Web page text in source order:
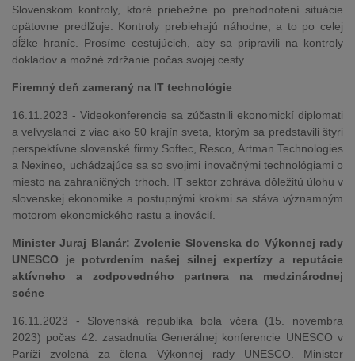
Slovenskom kontroly, ktoré priebežne po prehodnotení situácie
opätovne predlžuje. Kontroly prebiehajú náhodne, a to po celej
dĺžke hraníc. Prosíme cestujúcich, aby sa pripravili na kontroly
dokladov a možné zdržanie počas svojej cesty.
Firemný deň zameraný na IT technológie
16.11.2023 - Videokonferencie sa zúčastnili ekonomickí diplomati
a veľvyslanci z viac ako 50 krajín sveta, ktorým sa predstavili štyri
perspektívne slovenské firmy Softec, Resco, Artman Technologies
a Nexineo, uchádzajúce sa so svojimi inovačnými technológiami o
miesto na zahraničných trhoch. IT sektor zohráva dôležitú úlohu v
slovenskej ekonomike a postupnými krokmi sa stáva významným
motorom ekonomického rastu a inovácií.
Minister Juraj Blanár: Zvolenie Slovenska do Výkonnej rady
UNESCO je potvrdením našej silnej expertízy a reputácie
aktívneho a zodpovedného partnera na medzinárodnej
scéne
16.11.2023 - Slovenská republika bola včera (15. novembra
2023) počas 42. zasadnutia Generálnej konferencie UNESCO v
Paríži zvolená za člena Výkonnej rady UNESCO. Minister